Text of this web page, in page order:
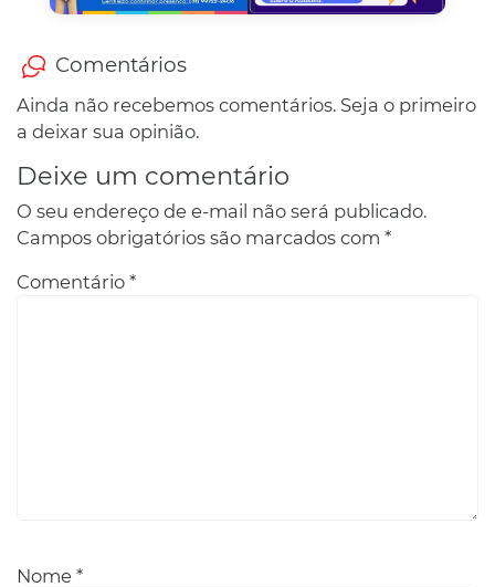
Comentários
Ainda não recebemos comentários. Seja o primeiro
a deixar sua opinião.
Deixe um comentário
O seu endereço de e-mail não será publicado.
Campos obrigatórios são marcados com *
Comentário *
Nome *